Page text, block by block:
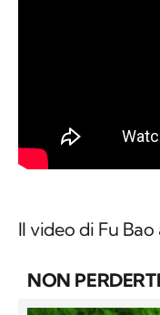
Il video di Fu
NON